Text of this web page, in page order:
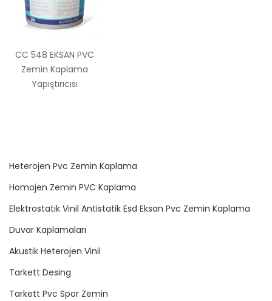
CC 548 EKSAN PVC
Zemin Kaplama
Yapıştırıcısı
Heterojen Pvc Zemin Kaplama
Homojen Zemin PVC Kaplama
Elektrostatik Vinil Antistatik Esd Eksan Pvc Zemin Kaplama
Duvar Kaplamaları
Akustik Heterojen Vinil
Tarkett Desing
Tarkett Pvc Spor Zemin